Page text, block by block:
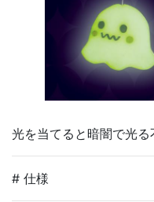
光を当てると暗闇で光る
# 仕様